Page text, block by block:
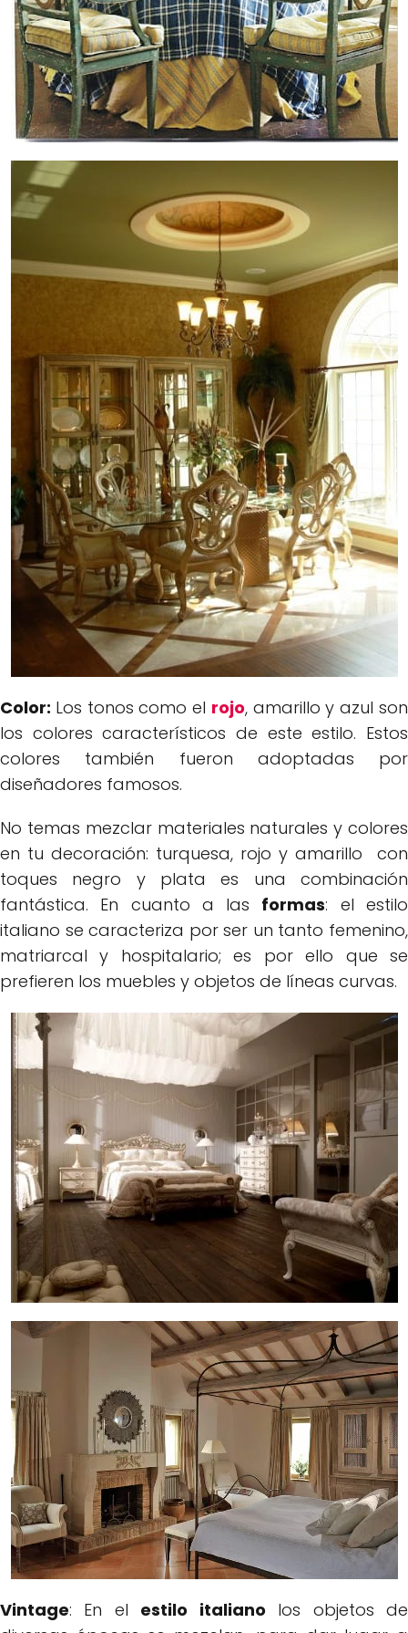
Color: Los tonos como el rojo, amarillo y azul son
los colores característicos de este estilo. Estos
colores también fueron adoptadas por
diseñadores famosos.
No temas mezclar materiales naturales y colores
en tu decoración: turquesa, rojo y amarillo con
toques negro y plata es una combinación
fantástica. En cuanto a las formas: el estilo
italiano se caracteriza por ser un tanto femenino,
matriarcal y hospitalario; es por ello que se
prefieren los muebles y objetos de líneas curvas.
Vintage: En el estilo italiano los objetos de